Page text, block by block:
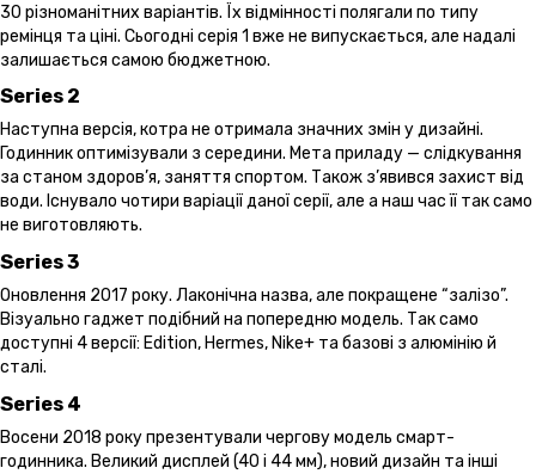
30 різноманітних варіантів. Їх відмінності полягали по типу
ремінця та ціні. Сьогодні серія 1 вже не випускається, але надалі
залишається самою бюджетною.
Series 2
Наступна версія, котра не отримала значних змін у дизайні.
Годинник оптимізували з середини. Мета приладу — слідкування
за станом здоров’я, заняття спортом. Також з’явився захист від
води. Існувало чотири варіації даної серії, але а наш час її так само
не виготовляють.
Series 3
Оновлення 2017 року. Лаконічна назва, але покращене “залізо”.
Візуально гаджет подібний на попередню модель. Так само
доступні 4 версії: Edition, Hermes, Nike+ та базові з алюмінію й
сталі.
Series 4
Восени 2018 року презентували чергову модель смарт-
годинника. Великий дисплей (40 і 44 мм), новий дизайн та інші